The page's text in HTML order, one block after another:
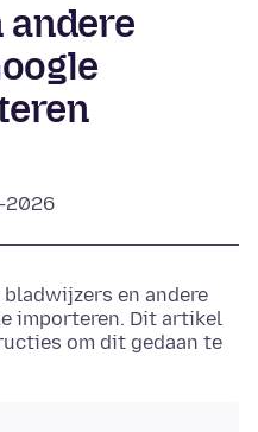
andere
2026
en andere
importeren. Dit artikel
om dit gedaan te